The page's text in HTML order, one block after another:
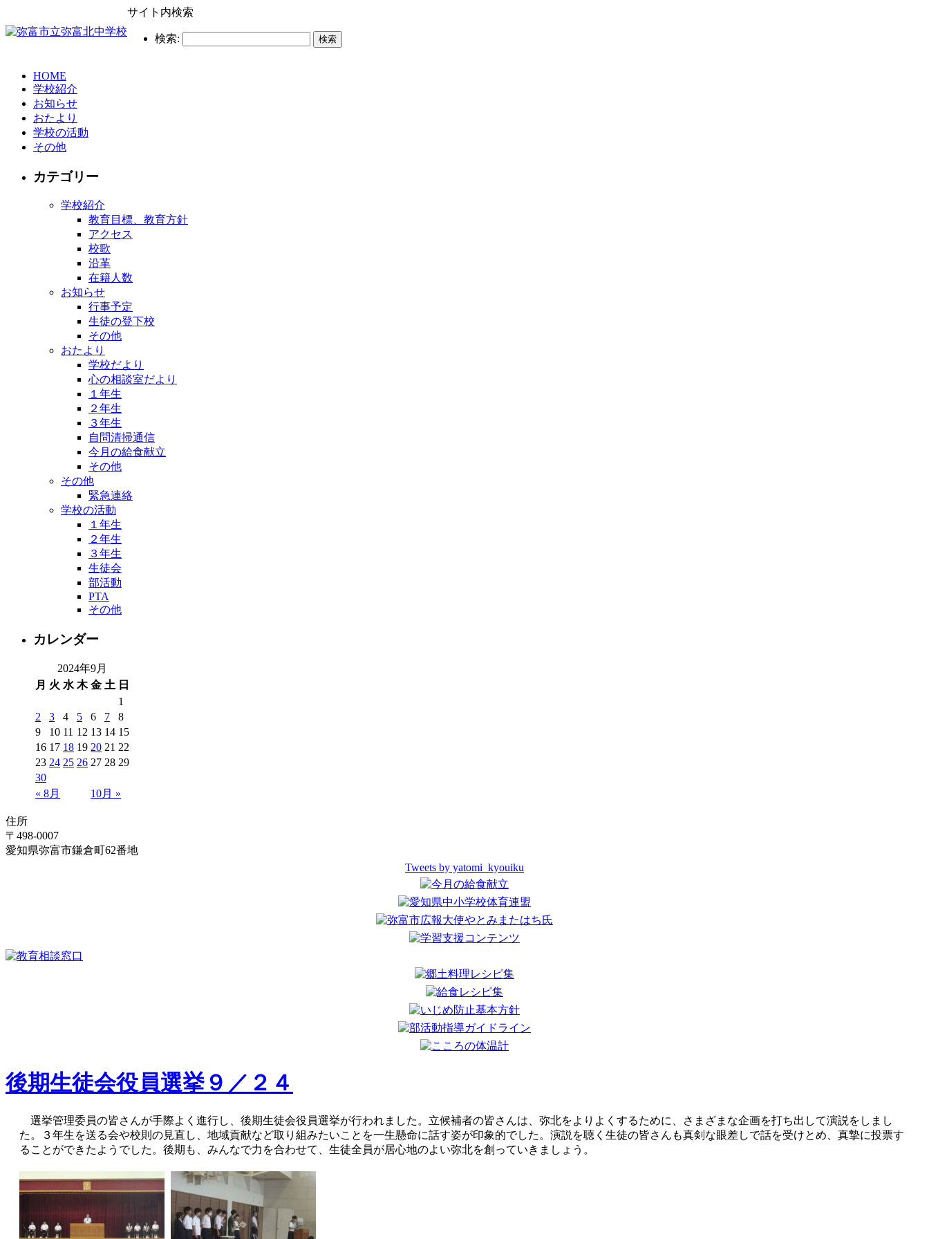
サイト内検索
検索:
HOME
学校紹介
お知らせ
おたより
学校の活動
その他
カテゴリー
学校紹介
教育目標、教育方針
アクセス
校歌
沿革
在籍人数
お知らせ
行事予定
生徒の登下校
その他
おたより
学校だより
心の相談室だより
１年生
２年生
３年生
自問清掃通信
今月の給食献立
その他
その他
緊急連絡
学校の活動
１年生
２年生
３年生
生徒会
部活動
PTA
その他
カレンダー
2024年9月
月 火 水 木 金 土 日
« 8月 10月 »
1
2
3 4 5 6 7
8
9
10 11 12 13 14 15
16 17 18 19 20 21 22
23 24 25 26 27 28 29
30
住所
〒498-0007
愛知県弥富市鎌倉町62番地
Tweets by yatomi_kyouiku
後期生徒会役員選挙９／２４
選挙管理委員の皆さんが手際よく進行し、後期生徒会役員選挙が行われました。立候補者の皆さんは、弥北をよりよくするために、さまざまな企画を打ち出して演説をしまし
た。３年生を送る会や校則の見直し、地域貢献など取り組みたいことを一生懸命に話す姿が印象的でした。演説を聴く生徒の皆さんも真剣な眼差しで話を受けとめ、真摯に投票す
ることができたようでした。後期も、みんなで力を合わせて、生徒全員が居心地のよい弥北を創っていきましょう。